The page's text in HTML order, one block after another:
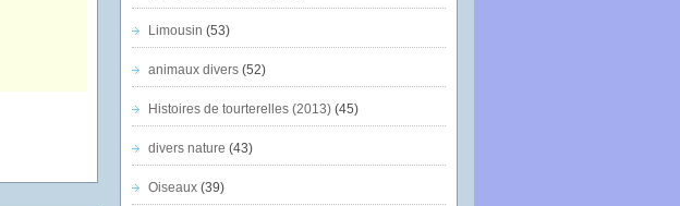
Limousin (53)
animaux divers(52)
Histoires de tourterelles (2013)(45)
divers nature (43)
Oiseaux(39)